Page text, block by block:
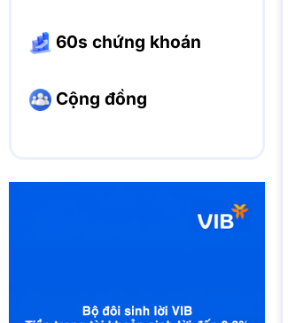
60s chứng khoán
Cộng đồng